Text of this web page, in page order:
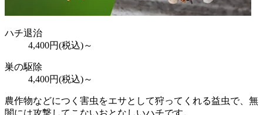
ハチ退治
4,400円(税込)～
巣の駆除
4,400円(税込)～
農作物などにつく害虫をエサとして狩ってくれる益虫で、無